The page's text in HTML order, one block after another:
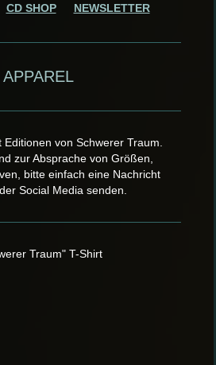
CD SHOP NEWSLETTER
APPAREL
von Schwerer Traum.
zur Absprache von Größen,
bitte einfach eine Nachricht
Social Media senden.
Traum" T-Shirt